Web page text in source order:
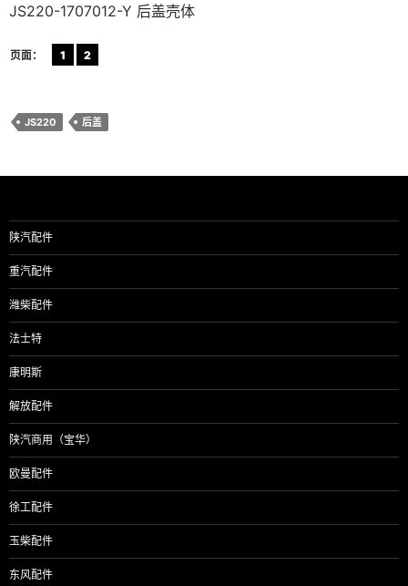
JS220-1707012-Y 后盖壳体
页面： 1 2
JS220 后盖
陕汽配件
重汽配件
潍柴配件
法士特
康明斯
解放配件
陕汽商用（宝华）
欧曼配件
徐工配件
玉柴配件
东风配件